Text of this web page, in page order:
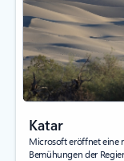
Katar
Microsoft eröffnet eine
Bemühungen der